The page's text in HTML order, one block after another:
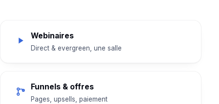
Webinaires
Direct & evergreen, une salle
Funnels & offres
Pages, upsells, paiement